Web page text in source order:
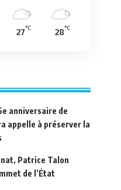
27°C 28°C
anniversaire de
appelle à préserver la
Patrice Talon
de l’État